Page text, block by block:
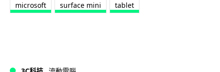
microsoft surface mini tablet